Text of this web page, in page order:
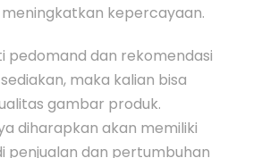
kepercayaan.
pedomand dan rekomendasi
maka kalian bisa
gambar produk.
diharapkan akan memiliki
penjualan dan pertumbuhan